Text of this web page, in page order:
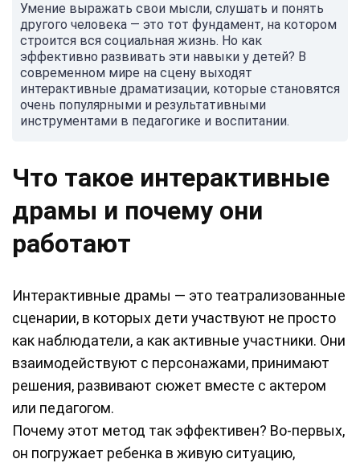
Умение выражать свои мысли, слушать и понять
другого человека — это тот фундамент, на котором
строится вся социальная жизнь. Но как
эффективно развивать эти навыки у детей? В
современном мире на сцену выходят
интерактивные драматизации, которые становятся
очень популярными и результативными
инструментами в педагогике и воспитании.
Что такое интерактивные
драмы и почему они
работают
Интерактивные драмы — это театрализованные
сценарии, в которых дети участвуют не просто
как наблюдатели, а как активные участники. Они
взаимодействуют с персонажами, принимают
решения, развивают сюжет вместе с актером
или педагогом.
Почему этот метод так эффективен? Во-первых,
он погружает ребенка в живую ситуацию,